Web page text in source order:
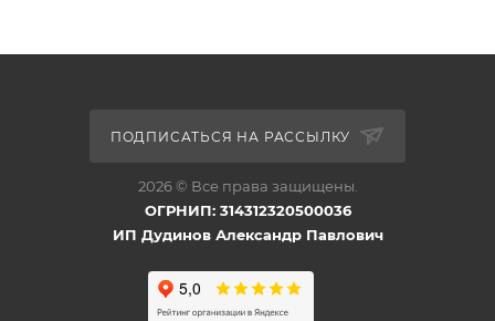
ПОДПИСАТЬСЯ НА РАССЫЛКУ
2026 © Все права защищены.
ОГРНИП: 314312320500036
ИП Дудинов Александр Павлович